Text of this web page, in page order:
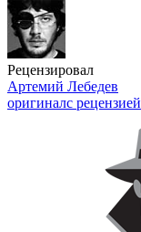
Рецензировал
Артемий Лебедев
оригиналс рецензией